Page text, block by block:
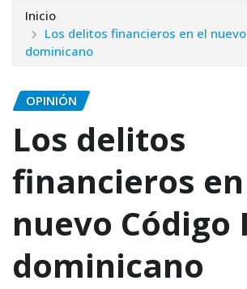
Inicio
Los delitos financieros en el
dominicano
OPINIÓN
Los delitos
financieros
nuevo Código
dominicano